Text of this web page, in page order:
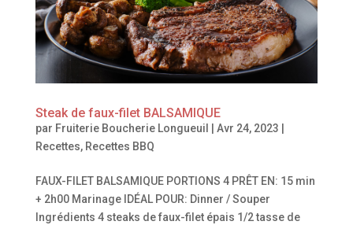
Steak de faux-filet BALSAMIQUE
par Fruiterie Boucherie Longueuil Avr 24, 2023
Recettes, Recettes BBQ
FAUX-FILET BALSAMIQUE PORTIONS 4 PRÊT EN: 15 min
+ 2h00 Marinage IDÉAL POUR: Dinner / Souper
Ingrédients 4 steaks de faux-filet épais 1/2 tasse de